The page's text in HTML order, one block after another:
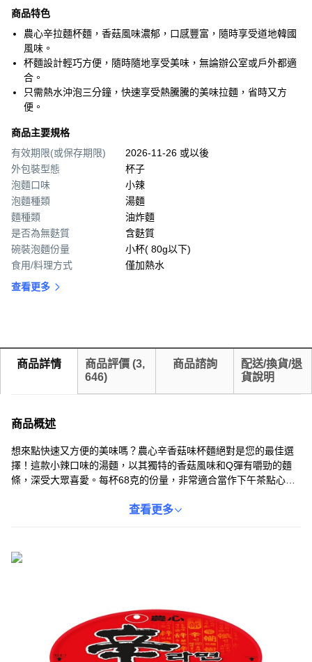
商品特色
農心辛拉麵杯麵，香菇風味濃郁，口感豐富，隨時享受道地韓國
風味。
杯麵設計輕巧方便，隨時隨地享受美味，無論辦公室或戶外都適
合。
只需熱水沖泡三分鐘，快速享受熱騰騰的美味拉麵，省時又方
便。
商品主要規格
有效期限(或保存期限)
2026-11-26 或以後
外包裝型態
杯子
泡麵口味
小辣
泡麵種類
湯麵
麵種類
油炸麵
是否為無麩質
含麩質
碗裝泡麵份量
小杯( 80g以下)
食用/料理方式
僅加熱水
查看更多
商品詳情 商品評價 (3,
646)
商品諮詢
配送/換貨/退
貨說明
商品概述
想來點快速又方便的美味嗎？農心辛香菇味杯麵絕對是您的最佳選
擇！這款小辣口味的湯麵，以其獨特的香菇風味和Q彈有嚼勁的麵
條，深受大眾喜愛。每杯68克的份量，非常適合當作下午茶點心或
鬆品嚐到美味的韓國拉麵。無論是在家、辦公室或旅行途中，農心
查看更多